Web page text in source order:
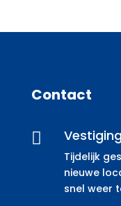
Contact

Tijdelijk
nieuwe
snel weer